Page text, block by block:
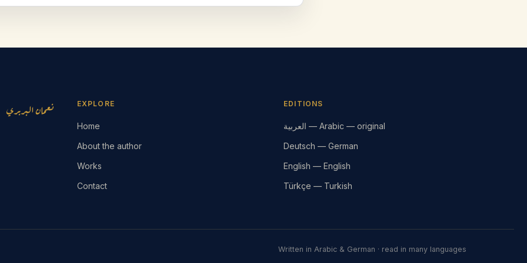
نعمان البربري EXPLORE
Home
About the author
Works
Contact
EDITIONS
العربية — Arabic — original
Deutsch — German
English — English
Türkçe — Turkish
Written in Arabic & German · read in many languages